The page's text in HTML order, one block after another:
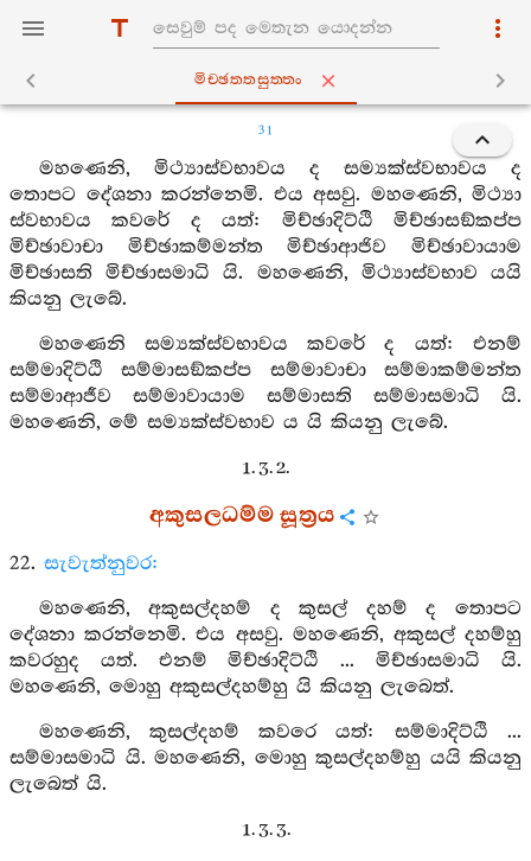
මිච‍්ඡත‍්තසුත‍්තං
31
මහණෙනි, මිථ්‍යාස්වභාවය ද සම්‍යක්ස්වභාවය ද
තොපට දේශනා කරන්නෙමි. එය අසවු. මහණෙනි, මිථ්‍යා
ස්වභාවය කවරේ ද යත්: මිච්ඡාදිට්ඨි මිච්ඡාසඞ්කප්ප
මිච්ඡාවාචා මිච්ඡාකම්මන්ත මිච්ඡාආජිව මිච්ඡාවායාම
මිච්ඡාසති මිච්ඡාසමාධි යි. මහණෙනි, මිථ්‍යාස්වභාව යයි
කියනු ලැබේ.
මහණෙනි සම්‍යක්ස්වභාවය කවරේ ද යත්: එනම්
සම්මාදිට්ඨි සම්මාසඞ්කප්ප සම්මාවාචා සම්මාකම්මන්ත
සම්මාආජීව සම්මාවායාම සම්මාසති සම්මාසමාධි යි.
මහණෙනි, මේ සම්‍යක්ස්වභාව ය යි කියනු ලැබේ.
1. 3. 2.
අකුසලධම්ම සූත්‍රය
22. සැවැත්නුවර:
මහණෙනි, අකුසල්දහම් ද කුසල් දහම් ද තොපට
දේශනා කරන්නෙමි. එය අසවු. මහණෙනි, අකුසල් දහම්හු
කවරහුද යත්. එනම් මිච්ඡාදිට්ඨි ... මිච්ඡාසමාධි යි.
මහණෙනි, මොහු අකුසල්දහම්හු යි කියනු ලැබෙත්.
මහණෙනි, කුසල්දහම් කවරෙ යත්: සම්මාදිට්ඨි ...
සම්මාසමාධි යි. මහණෙනි, මොහු කුසල්දහම්හු යයි කියනු
ලැබෙත් යි.
1. 3. 3.